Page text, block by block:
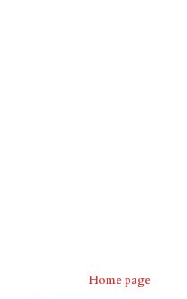
Home page